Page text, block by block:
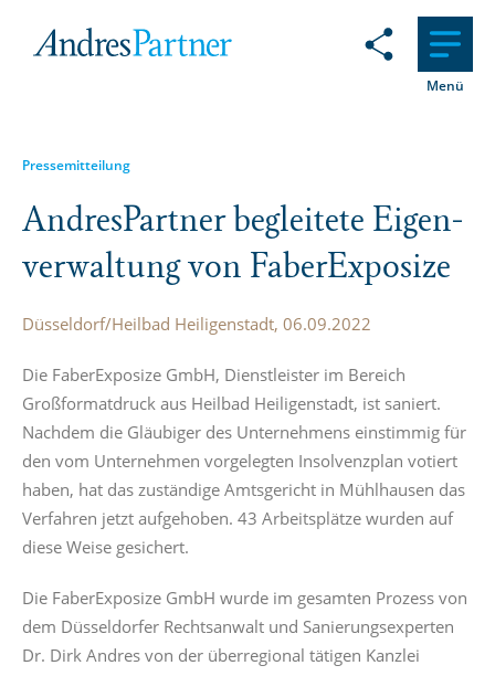
Menü
Pressemitteilung
Andre­s­Partner begleitete Eigen­
ver­waltung von Faber­Ex­posize
Düsseldorf/Heilbad Heiligenstadt, 06.09.2022
Die FaberExposize GmbH, Dienstleister im Bereich
Großformatdruck aus Heilbad Heiligenstadt, ist saniert.
Nachdem die Gläubiger des Unternehmens einstimmig für
den vom Unternehmen vorgelegten Insolvenzplan votiert
haben, hat das zuständige Amtsgericht in Mühlhausen das
Verfahren jetzt aufgehoben. 43 Arbeitsplätze wurden auf
diese Weise gesichert.
Die FaberExposize GmbH wurde im gesamten Prozess von
dem Düsseldorfer Rechtsanwalt und Sanierungsexperten
Dr. Dirk Andres von der überregional tätigen Kanzlei